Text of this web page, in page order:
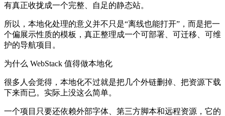
有真正收拢成一个完整、自足的静态站。
所以，本地化处理的意义并不只是“离线也能打开”，而是把一
个偏展示性质的模板，真正整理成一个可部署、可迁移、可维
护的导航项目。
为什么 WebStack 值得做本地化
很多人会觉得，本地化不过就是把几个外链删掉、把资源下载
下来而已。实际上没这么简单。
一个项目只要还依赖外部字体、第三方脚本和远程资源，它的